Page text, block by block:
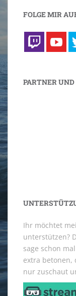
FOLGE MIR
PARTNER
Ihr möchtet
unterstützen?
sage schon
extra betonen,
nur zuschaut